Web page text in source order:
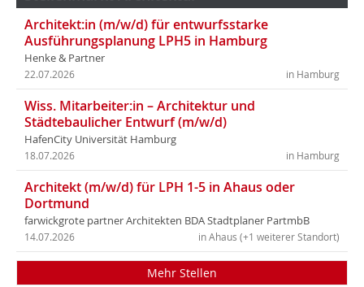
Architekt:in (m/w/d) für entwurfsstarke
Ausführungsplanung LPH5 in Hamburg
Henke & Partner
in Hamburg
22.07.2026
Wiss. Mitarbeiter:in – Architektur und
Städtebaulicher Entwurf (m/w/d)
HafenCity Universität Hamburg
in Hamburg
18.07.2026
Architekt (m/w/d) für LPH 1-5 in Ahaus oder
Dortmund
farwickgrote partner Architekten BDA Stadtplaner PartmbB
in Ahaus (+1 weiterer Standort)
14.07.2026
Mehr Stellen